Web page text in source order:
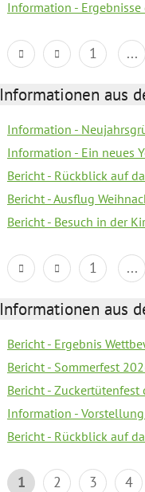
Information -
1 ...
Informationen aus
Information -
Information - Ein neues
Bericht - Rückblick auf
Bericht - Ausflug
Bericht - Besuch in der
1 ...
Informationen aus
Bericht - Ergebnis
Bericht - Sommerfest
Bericht -
Information -
Bericht - Rückblick auf
1 2 3 4